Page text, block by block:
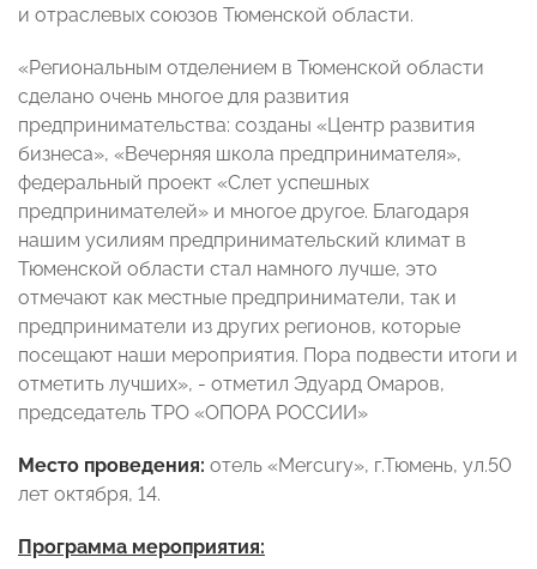
и отраслевых союзов Тюменской области.
«Региональным отделением в Тюменской области
сделано очень многое для развития
предпринимательства: созданы «Центр развития
бизнеса», «Вечерняя школа предпринимателя»,
федеральный проект «Слет успешных
предпринимателей» и многое другое. Благодаря
нашим усилиям предпринимательский климат в
Тюменской области стал намного лучше, это
отмечают как местные предприниматели, так и
предприниматели из других регионов, которые
посещают наши мероприятия. Пора подвести итоги и
отметить лучших», - отметил Эдуард Омаров,
председатель ТРО «ОПОРА РОССИИ»
Место проведения: отель «Mercury», г.Тюмень, ул.50
лет октября, 14.
Программа мероприятия: